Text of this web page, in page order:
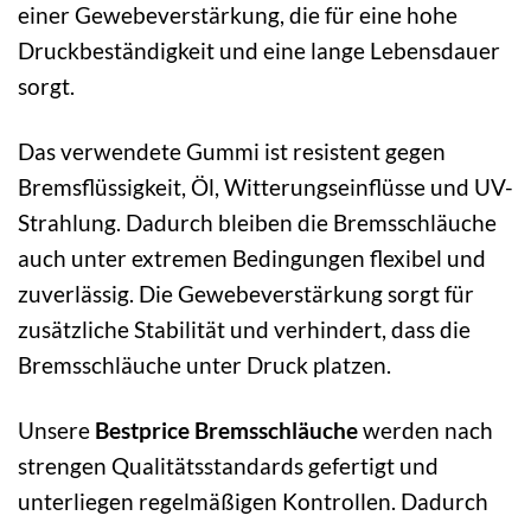
einer Gewebeverstärkung, die für eine hohe
Druckbeständigkeit und eine lange Lebensdauer
sorgt.
Das verwendete Gummi ist resistent gegen
Bremsflüssigkeit, Öl, Witterungseinflüsse und UV-
Strahlung. Dadurch bleiben die Bremsschläuche
auch unter extremen Bedingungen flexibel und
zuverlässig. Die Gewebeverstärkung sorgt für
zusätzliche Stabilität und verhindert, dass die
Bremsschläuche unter Druck platzen.
Unsere Bestprice Bremsschläuchewerden nach
strengen Qualitätsstandards gefertigt und
unterliegen regelmäßigen Kontrollen. Dadurch